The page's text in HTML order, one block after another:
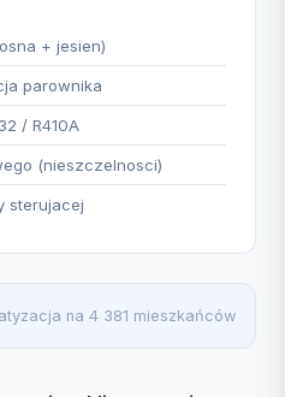
+ jesien)
parownika
/ R410A
(nieszczelnosci)
sterujacej
na 4 381 mieszkańców